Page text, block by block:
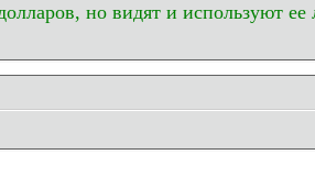
но видят и используют